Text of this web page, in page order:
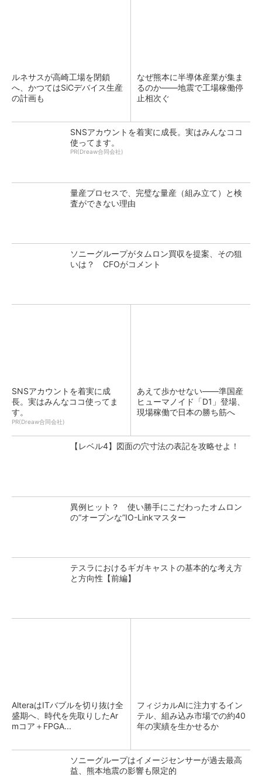
ルネサスが高崎工場を閉鎖
へ、かつてはSiCデバイス生産
の計画も
なぜ熊本に半導体産業が集ま
るのか――地震で工場稼働停
止相次ぐ
SNSアカウントを着実に成長。実はみんなココ
使ってます。
PR(Dreaw合同会社)
量産プロセスで、完璧な量産（組み立て）と検
査ができない理由
ソニーグループがタムロン買収を提案、その狙
いは？ CFOがコメント
SNSアカウントを着実に成
長。実はみんなココ使ってま
す。
PR(Dreaw合同会社)
あえて歩かせない――準国産
ヒューマノイド「D1」登場、
現場稼働で日本の勝ち筋へ
【レベル4】図面の穴寸法の表記を攻略せよ！
異例ヒット？ 使い勝手にこだわったオムロン
の“オープンな”IO-Linkマスター
テスラにおけるギガキャストの基本的な考え方
と方向性【前編】
AlteraはITバブルを切り抜け全
盛期へ、時代を先取りしたAr
mコア＋FPGA...
フィジカルAIに注力するイン
テル、組み込み市場での約40
年の実績を生かせるか
ソニーグループはイメージセンサーが過去最高
益、熊本地震の影響も限定的